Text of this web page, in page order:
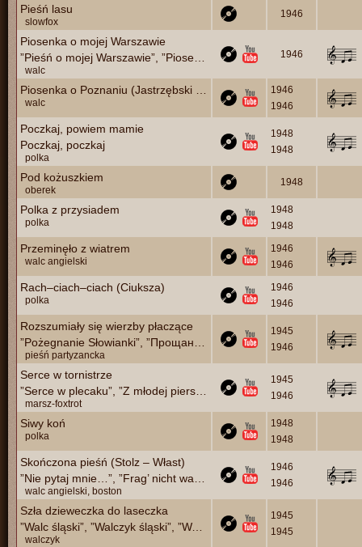
Pieśń lasu
slowfox
1946
Piosenka o mojej Warszawie
walc
1946
walc
1946
1946
Poczkaj, powiem mamie
Poczkaj, poczkaj
polka
1948
1948
Pod kożuszkiem
oberek
1948
Polka z przysiadem
polka
1948
1948
Przeminęło z wiatrem
walc angielski
1946
1946
Rach–ciach–ciach (Ciuksza)
polka
1946
1946
Rozszumiały się wierzby płaczące
pieśń partyzancka
1945
1946
Serce w tornistrze
marsz-foxtrot
1945
1946
Siwy koń
polka
1948
1948
Skończona pieśń (Stolz – Włast)
walc angielski, boston
1946
1946
Szła dzieweczka do laseczka
”Walc śląski”, ”Walczyk śląski”, ”Walc ślązki”
walczyk
1945
1945